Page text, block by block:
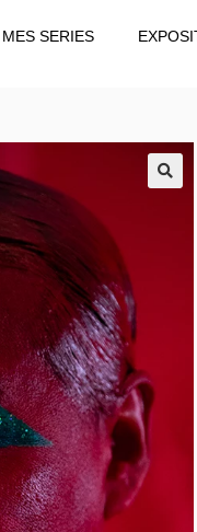
MES SERIES